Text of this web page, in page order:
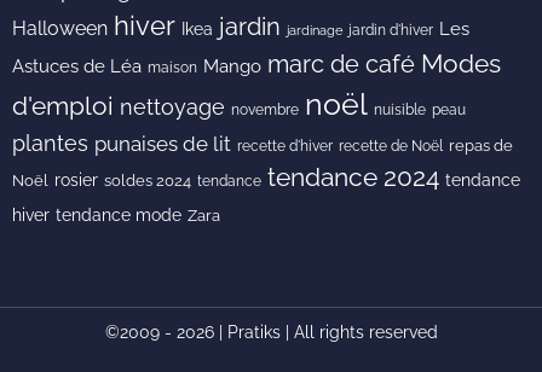
Halloween hiver Ikea jardin jardinage jardin d'hiver Les
Astuces de Léa maison Mango marc de café Modes
d'emploi nettoyage novembre noël nuisible peau
plantes punaises de lit recette d'hiver recette de Noël repas de
Noël rosier soldes 2024 tendance tendance 2024 tendance
hiver tendance mode Zara
©2009 - 2026 | Pratiks | All rights reserved